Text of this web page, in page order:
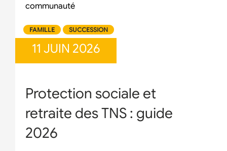
communauté
FAMILLE SUCCESSION
11 JUIN 2026
Protection sociale et
retraite des TNS : guide
2026